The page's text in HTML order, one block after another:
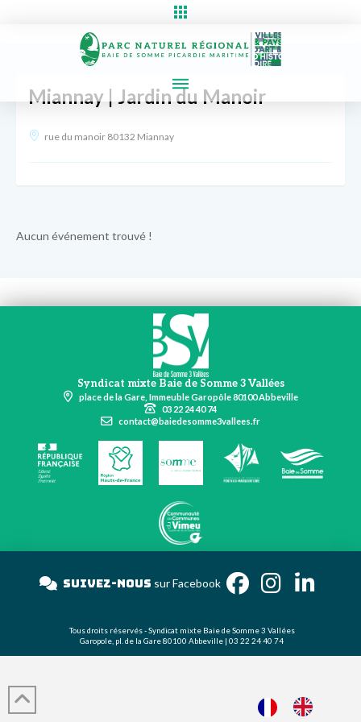
Miannay | Jardin du Manoir
rue du manoir 80132 Miannay
Aucun événement trouvé !
Syndicat mixte Baie de Somme 3 Vallées
place de la Gare, Immeuble Garopôle 80100 Abbeville
03 22 24 40 74
contact@baiedesomme3vallees.fr
Suivez-nous sur Facebook
Tous droits réservés - Syndicat mixte Baie de Somme 3 Vallées
Garopole, pl. de la Gare 80100 Abbeville | 03 22 24 40 74